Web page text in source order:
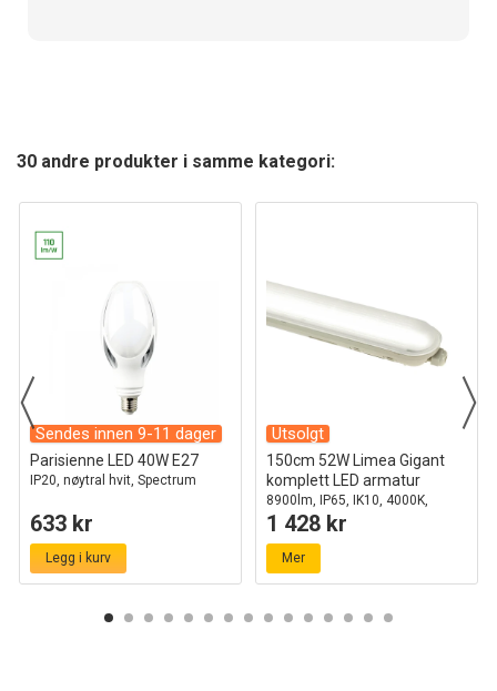
30 andre produkter i samme kategori:
Sendes innen 9-11 dager
Parisienne LED 40W E27
IP20, nøytral hvit, Spectrum
633 kr
Legg i kurv
Utsolgt
150cm 52W Limea Gigant
komplett LED armatur
8900lm, IP65, IK10, 4000K,
gjennomkoblet
1 428 kr
Mer